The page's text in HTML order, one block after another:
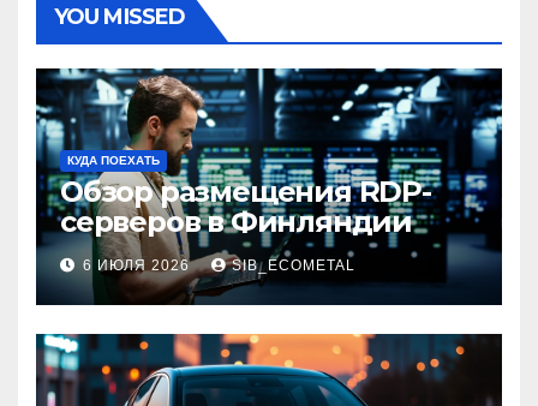
YOU MISSED
КУДА ПОЕХАТЬ
Обзор размещения RDP-
серверов в Финляндии
6 ИЮЛЯ 2026 SIB_ECOMETAL